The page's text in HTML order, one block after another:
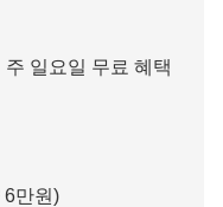
일요일 무료 혜택
6만원)